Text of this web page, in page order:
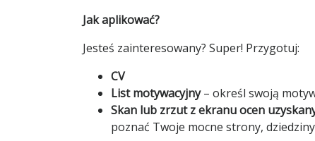
Jak aplikować?
Jesteś zainteresowany? Super! Przygotuj:
CV
List motywacyjny– określ swoją
Skan lub zrzut z ekranu ocen
poznać Twoje mocne strony,